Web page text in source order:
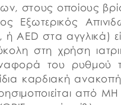
στους οποίους
Εξωτερικός
ή AED στα αγγλικά)
στη χρήση
του ρυθμού
καρδιακή ανακοπή.
από ΜΗ